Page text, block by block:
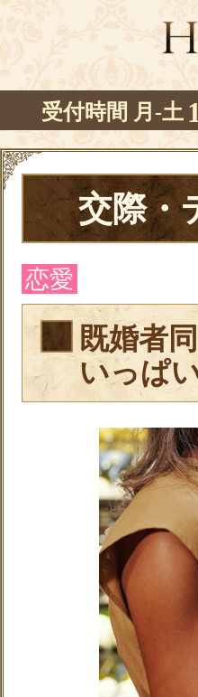
受付時間 月-土
交際・
恋愛
既婚者
いっぱ